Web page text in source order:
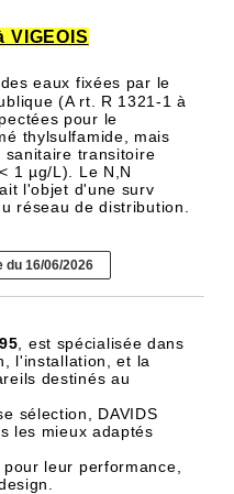
VIGEOIS
eaux fixées par le
(A rt. R 1321-1 à
pour le
thylsulfamide, mais
sanitaire transitoire
1 µg/L). Le N,N
l'objet d'une surv
réseau de distribution.
16/06/2026
, est spécialisée dans
l'installation, et la
destinés au
sélection, DAVIDS
les mieux adaptés
leur performance,